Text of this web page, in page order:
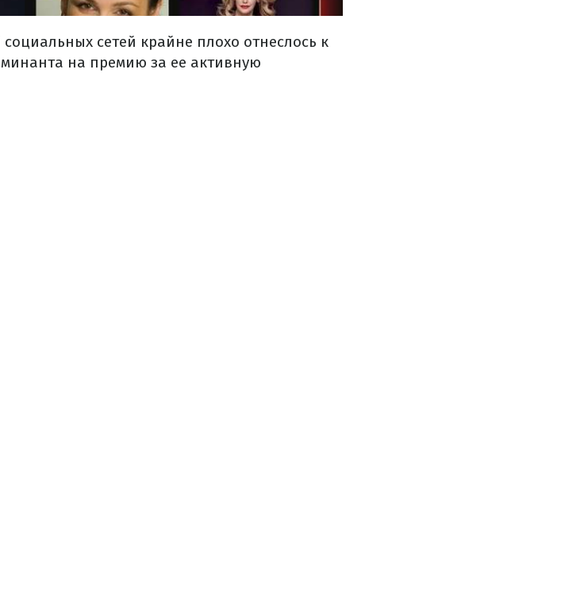
сетей крайне плохо отнеслось к
на премию за ее активную